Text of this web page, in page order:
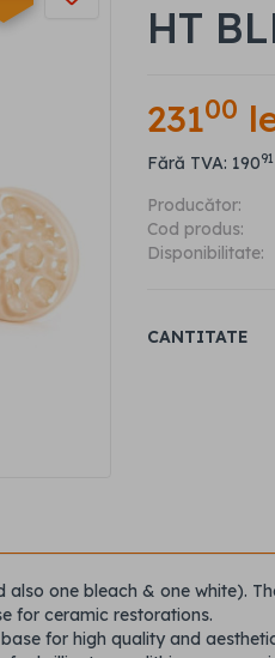
HT
23100
Fără TVA: 19091
Producător:
Cod produs:
Disponibilitate:
CANTITATE
one bleach & one white).
for ceramic restorations.
for high quality and